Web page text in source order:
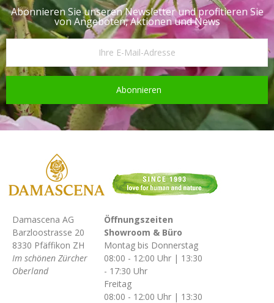
Abonnieren Sie unseren Newsletter und profitieren Sie
von Angeboten, Aktionen und News
Abonnieren
Damascena AG
Barzloostrasse 20
8330 Pfäffikon ZH
Im schönen Zürcher
Oberland
Öffnungszeiten
Showroom & Büro
Montag bis Donnerstag
08:00 - 12:00 Uhr | 13:30
- 17:30 Uhr
Freitag
08:00 - 12:00 Uhr | 13:30